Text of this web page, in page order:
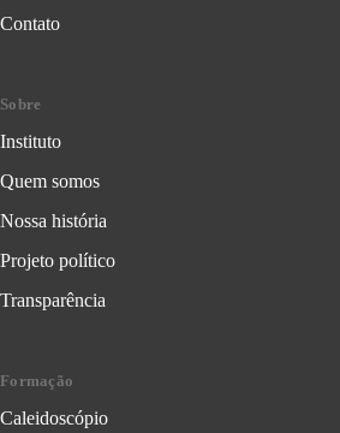
Contato
Sobre
Instituto
Quem somos
Nossa história
Projeto político
Transparência
Formação
Caleidoscópio